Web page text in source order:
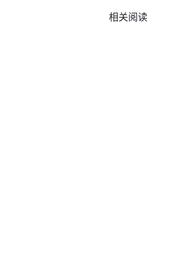
相关阅读